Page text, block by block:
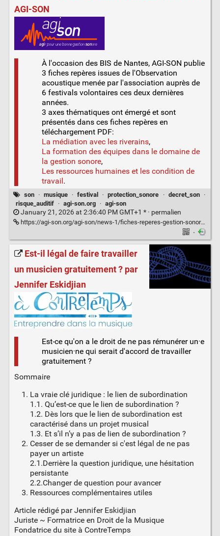
AGI-SON
À l'occasion des BIS de Nantes, AGI-SON publie
3 fiches repères issues de l'Observation
acoustique menée par l'association auprès de
6 festivals volontaires ces deux dernières
années.
3 axes thématiques ont émergé et sont
présentés dans ces fiches repères en
téléchargement PDF:
La médiation avec les riverains,
La formation des équipes dans le domaine de
la gestion sonore,
Les ressources humaines et les condition de
travail.
son · musique · festival · protection_sonore · decret_son
·
risque_auditif
· agi-son.org · agi-son
January 21, 2026 at 2:36:40 PM GMT+1 * · permalien
https://agi-son.org/agi-son/news-1/fiches-reperes-gestion-sonore-en-plein-air-232
·
Est-il légal de faire travailler
un musicien gratuitement ? par
Jennifer Eskidjian
Est-ce qu'on a le droit de ne pas rémunérer un·e
musicien·ne qui serait d'accord de travailler
gratuitement ?
Sommaire
La vraie clé juridique : le lien de subordination
1.1. Qu’est-ce que le lien de subordination ?
1.2. Dès lors que le lien de subordination est
caractérisé dans un projet musical
1.3. Et s’il n’y a pas de lien de subordination ?
Cesser de se demander si c'est légal de ne pas
payer un artiste
2.1.Derrière la question juridique, une hésitation
persistante
2.2.Changer de question pour avancer
Ressources complémentaires utiles
Article rédigé par Jennifer Eskidjian
Juriste ~ Formatrice en Droit de la Musique
Fondatrice du site à ContreTemps